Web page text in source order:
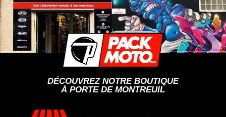
DÉCOUVREZ NOTRE BOUTIQUE
À PORTE DE MONTREUIL